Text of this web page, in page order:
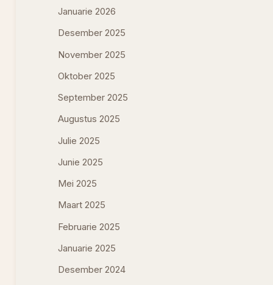
Januarie 2026
Desember 2025
November 2025
Oktober 2025
September 2025
Augustus 2025
Julie 2025
Junie 2025
Mei 2025
Maart 2025
Februarie 2025
Januarie 2025
Desember 2024